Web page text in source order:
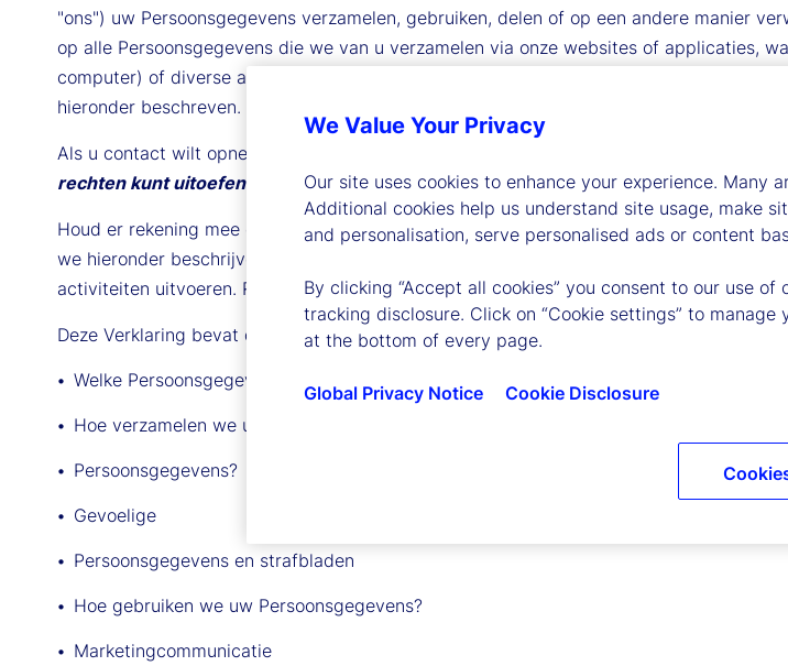
"ons") uw Persoonsgegevens verzamelen, gebruiken, delen of op een andere manier
op alle Persoonsgegevens die we van u verzamelen via onze websites of applicaties,
computer) of diverse andere offline middelen, zoals wanneer u onze evenementen
hieronder beschreven.
Als u contact wilt opnemen met de entiteit van State Street die
rechten kunt uitoefenen of contact met ons kunt opnemen.
Houd er rekening mee dat er in bepaalde rechtsgebieden op grond van de
we hieronder beschrijven. Wij kunnen deze Verklaring van tijd tot tijd wijzigen om
activiteiten uitvoeren. Raadpleeg deze pagina's regelmatig voor de laatste versie van
Deze Verklaring bevat de volgende hoofdstukken:
Welke Persoonsgegevens kunnen we verzamelen?
Hoe verzamelen we uw
Persoonsgegevens?
Gevoelige
Persoonsgegevens en strafbladen
Hoe gebruiken we uw Persoonsgegevens?
Marketingcommunicatie
We Value Your Privacy
Our site uses cookies to enhance your experience. Many
Additional cookies help us understand site usage, make
and personalisation, serve personalised ads or content
By clicking “Accept all cookies” you consent to our use
tracking disclosure. Click on “Cookie settings” to
at the bottom of every page.
Global Privacy Notice Cookie Disclosure